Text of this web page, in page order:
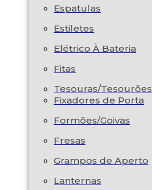
Espatulas
Estiletes
Elétrico À Bateria
Fitas
Tesouras/Tesourões
Fixadores de Porta
Formões/Goivas
Fresas
Grampos de Aperto
Lanternas